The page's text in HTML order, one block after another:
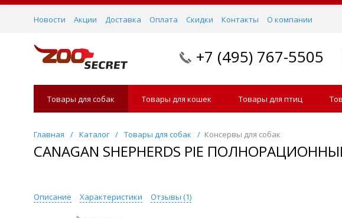
Новости Акции Доставка Оплата Скидки Контакты О компании
+7 (495) 767-5505
Товары для собак Товары для кошек Товары для птиц
Главная / Каталог / Товары для собак / Консервы для собак
CANAGAN SHEPHERDS PIE
Описание Характеристики Отзывы (1)